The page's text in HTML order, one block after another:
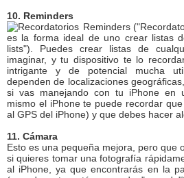
10. Reminders
Reminders
es la forma ideal de uno crear listas
lists"). Puedes crear listas de
imaginar, y tu dispositivo te lo
intrigante y de potencial mucha
dependen de localizaciones
si vas manejando con tu iPhone en
mismo el iPhone te puede recordar
al GPS del iPhone) y que debes hacer
11. Cámara
Esto es una pequeña mejora, pero que
si quieres tomar una fotografía
al iPhone, ya que encontrarás en la